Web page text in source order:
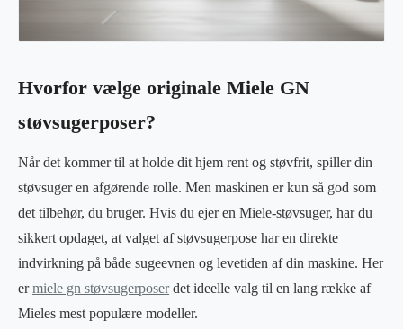
Hvorfor vælge originale Miele GN
støvsugerposer?
Når det kommer til at holde dit hjem rent og støvfrit, spiller din
støvsuger en afgørende rolle. Men maskinen er kun så god som
det tilbehør, du bruger. Hvis du ejer en Miele-støvsuger, har du
sikkert opdaget, at valget af støvsugerpose har en direkte
indvirkning på både sugeevnen og levetiden af din maskine. Her
ermiele gn støvsugerposerdet ideelle valg til en lang række af
Mieles mest populære modeller.